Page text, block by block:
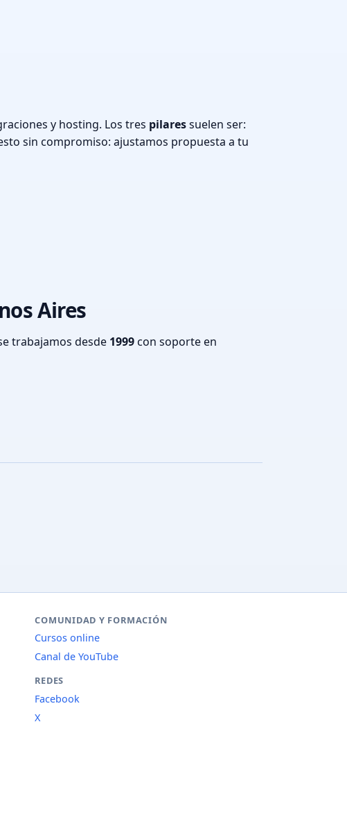
y hosting. Los tres pilaressuelen ser:
sin compromiso: ajustamos propuesta a tu
Aires
trabajamos desde 1999con soporte en
COMUNIDAD Y FORMACIÓN
Cursos online
Canal de YouTube
REDES
Facebook
X